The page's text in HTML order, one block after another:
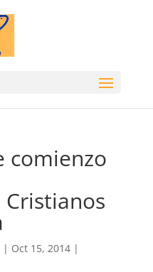
comienzo
| Oct 15, 2014|